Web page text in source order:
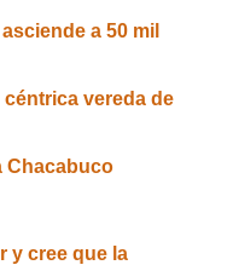
a 50 mil
vereda de
Chacabuco
y cree que la